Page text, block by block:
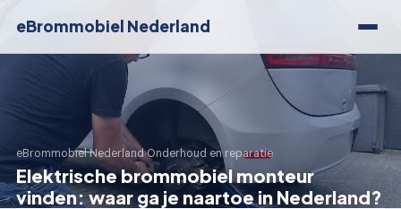
eBrommobiel Nederland
eBrommobiel Nederland›Onderhoud en reparatie
Elektrische brommobiel monteur
vinden: waar ga je naartoe in Nederland?